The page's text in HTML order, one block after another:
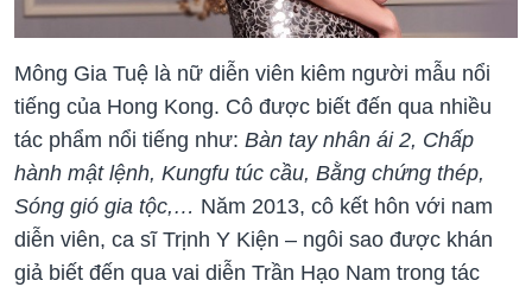
Mông Gia Tuệ là nữ diễn viên kiêm người mẫu nổi
tiếng của Hong Kong. Cô được biết đến qua nhiều
tác phẩm nổi tiếng như: Bàn tay nhân ái 2, Chấp
hành mật lệnh, Kungfu túc cầu, Bằng chứng thép,
Sóng gió gia tộc,… Năm 2013, cô kết hôn với nam
diễn viên, ca sĩ Trịnh Y Kiện – ngôi sao được khán
giả biết đến qua vai diễn Trần Hạo Nam trong tác